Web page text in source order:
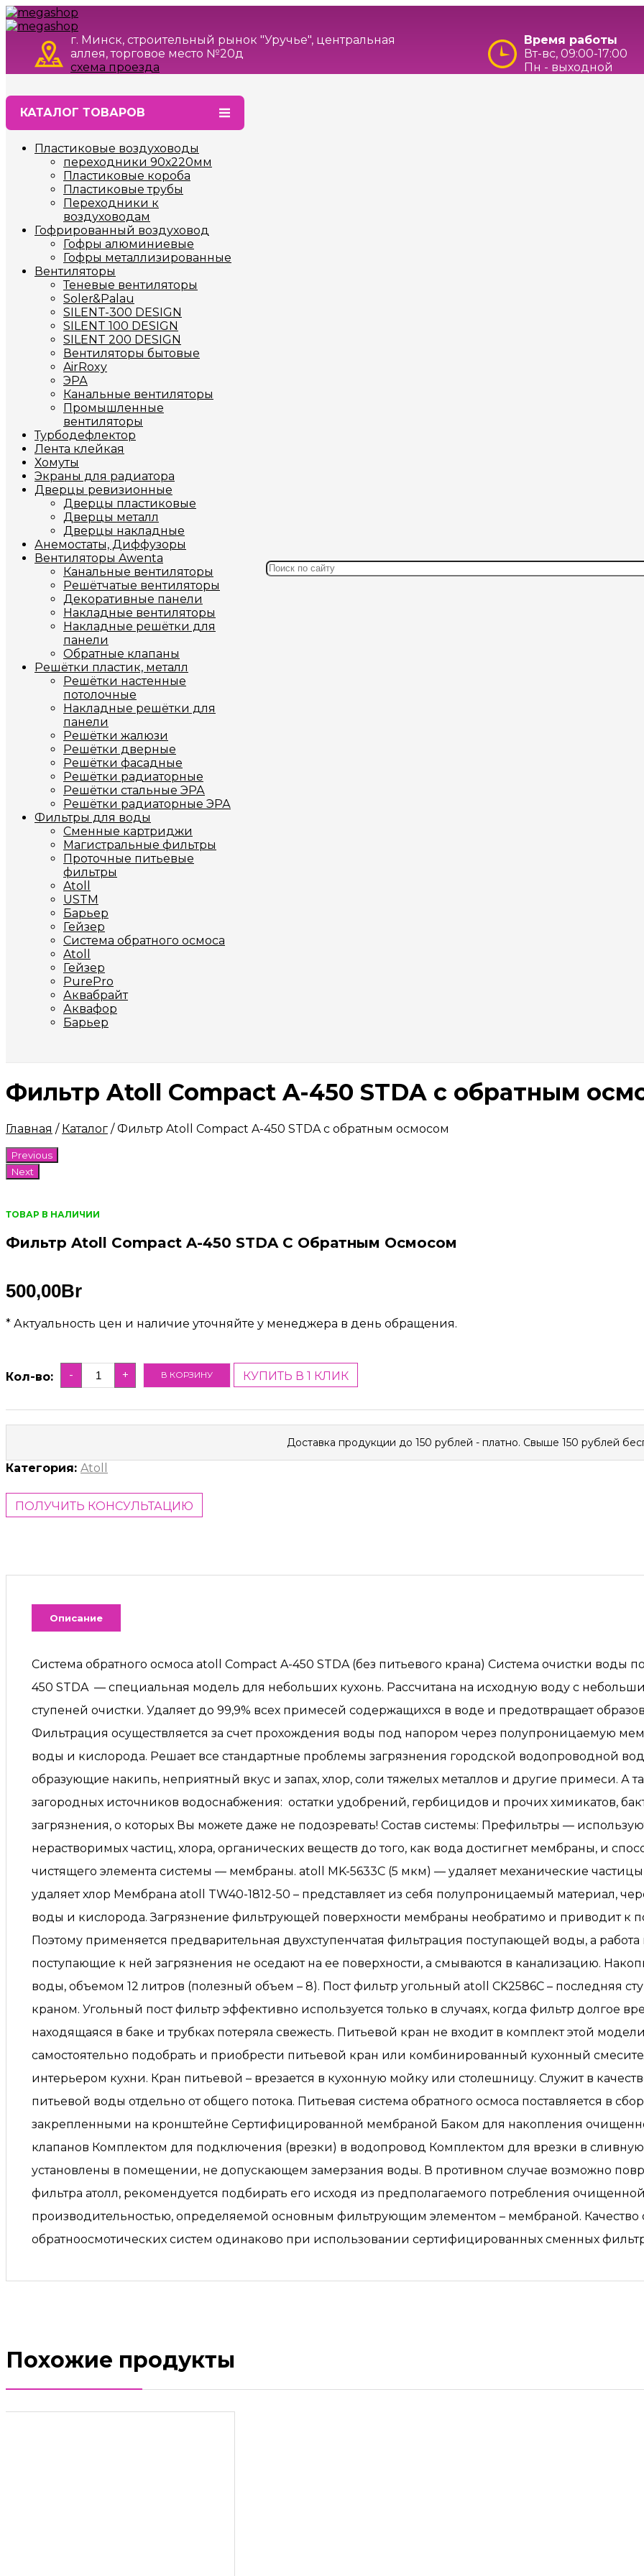
г. Минск, строительный рынок "Уручье", центральная
аллея, торговое место №20д
схема проезда
Время работы
Вт-вс, 09:00-17:00
Пн - выходной
КАТАЛОГ ТОВАРОВ
Пластиковые воздуховоды
переходники 90х220мм
Пластиковые короба
Пластиковые трубы
Переходники к
воздуховодам
Гофрированный воздуховод
Гофры алюминиевые
Гофры металлизированные
Вентиляторы
Теневые вентиляторы
Soler&Palau
SILENT-300 DESIGN
SILENT 100 DESIGN
SILENT 200 DESIGN
Вентиляторы бытовые
AirRoxy
ЭРА
Канальные вентиляторы
Промышленные
вентиляторы
Турбодефлектор
Лента клейкая
Хомуты
Экраны для радиатора
Дверцы ревизионные
Дверцы пластиковые
Дверцы металл
Дверцы накладные
Анемостаты, Диффузоры
Вентиляторы Awenta
Канальные вентиляторы
Решётчатые вентиляторы
Декоративные панели
Накладные вентиляторы
Накладные решётки для
панели
Обратные клапаны
Решётки пластик, металл
Решётки настенные
потолочные
Накладные решётки для
панели
Решётки жалюзи
Решётки дверные
Решётки фасадные
Решётки радиаторные
Решётки стальные ЭРА
Решётки радиаторные ЭРА
Фильтры для воды
Сменные картриджи
Магистральные фильтры
Проточные питьевые
фильтры
Atoll
USTM
Барьер
Гейзер
Система обратного осмоса
Atoll
Гейзер
PurePro
Аквабрайт
Аквафор
Барьер
Фильтр Atoll Compact A-450 STDA с обратным
Главная / Каталог /Фильтр Atoll Compact A-450 STDA с обратным осмосом
Previous
Next
ТОВАР В НАЛИЧИИ
Фильтр Atoll Compact A-450 STDA С Обратным Осмосом
500,00Br
* Актуальность цен и наличие уточняйте у менеджера в день обращения.
Кол-во: - + В КОРЗИНУ КУПИТЬ В 1 КЛИК
Доставка продукции до 150 рублей - платно. Свыше 150 рублей
Категория: Atoll
ПОЛУЧИТЬ КОНСУЛЬТАЦИЮ
Описание
Система обратного осмоса atoll Compact A-450 STDA (без питьевого крана) Система очистки воды
450 STDA — специальная модель для небольших кухонь. Рассчитана на исходную воду с
ступеней очистки. Удаляет до 99,9% всех примесей содержащихся в воде и предотвращает
Фильтрация осуществляется за счет прохождения воды под напором через полупроницаемую
воды и кислорода. Решает все стандартные проблемы загрязнения городской водопроводной
образующие накипь, неприятный вкус и запах, хлор, соли тяжелых металлов и другие примеси. А
загородных источников водоснабжения: остатки удобрений, гербицидов и прочих химикатов,
загрязнения, о которых Вы можете даже не подозревать! Состав системы: Префильтры —
нерастворимых частиц, хлора, органических веществ до того, как вода достигнет мембраны, и
чистящего элемента системы — мембраны. atoll MK-5633C (5 мкм) — удаляет механические
удаляет хлор Мембрана atoll TW40-1812-50 – представляет из себя полупроницаемый материал,
воды и кислорода. Загрязнение фильтрующей поверхности мембраны необратимо и приводит к
Поэтому применяется предварительная двухступенчатая фильтрация поступающей воды, а работа
поступающие к ней загрязнения не оседают на ее поверхности, а смываются в канализацию.
воды, объемом 12 литров (полезный объем – 8). Пост фильтр угольный atoll CK2586C – последняя
краном. Угольный пост фильтр эффективно используется только в случаях, когда фильтр долгое
находящаяся в баке и трубках потеряла свежесть. Питьевой кран не входит в комплект этой
самостоятельно подобрать и приобрести питьевой кран или комбинированный кухонный
интерьером кухни. Кран питьевой – врезается в кухонную мойку или столешницу. Служит в
питьевой воды отдельно от общего потока. Питьевая система обратного осмоса поставляется в
закрепленными на кронштейне Сертифицированной мембраной Баком для накопления
клапанов Комплектом для подключения (врезки) в водопровод Комплектом для врезки в
установлены в помещении, не допускающем замерзания воды. В противном случае возможно
фильтра атолл, рекомендуется подбирать его исходя из предполагаемого потребления
производительностью, определяемой основным фильтрующим элементом – мембраной.
обратноосмотических систем одинаково при использовании сертифицированных сменных
Похожие продукты